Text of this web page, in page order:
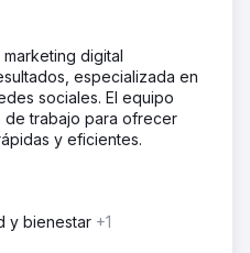
digital
especializada en
sociales. El equipo
de trabajo para ofrecer
y eficientes.
y bienestar +1